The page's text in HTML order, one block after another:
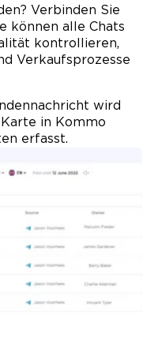
Verbinden Sie
können alle Chats
kontrollieren,
Verkaufsprozesse
wird
in Kommo
erfasst.